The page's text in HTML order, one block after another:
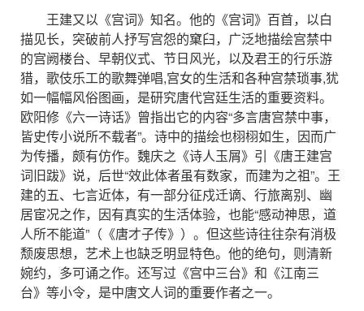
王建又以《宫词》知名。他的《宫词》百首，以白
描见长，突破前人抒写宫怨的窠臼，广泛地描绘宫禁中
的宫阙楼台、早朝仪式、节日风光，以及君王的行乐游
猎，歌伎乐工的歌舞弹唱,宫女的生活和各种宫禁琐事,犹
如一幅幅风俗图画，是研究唐代宫廷生活的重要资料。
欧阳修《六一诗话》曾指出它的内容“多言唐宫禁中事，
皆史传小说所不载者”。诗中的描绘也栩栩如生，因而广
为传播，颇有仿作。魏庆之《诗人玉屑》引《唐王建宫
词旧跋》说，后世“效此体者虽有数家，而建为之祖”。王
建的五、七言近体，有一部分征戍迁谪、行旅离别、幽
居宦况之作，因有真实的生活体验，也能“感动神思，道
人所不能道”（《唐才子传》）。但这些诗往往杂有消极
颓废思想，艺术上也缺乏明显特色。他的绝句，则清新
婉约，多可诵之作。还写过《宫中三台》和《江南三
台》等小令，是中唐文人词的重要作者之一。